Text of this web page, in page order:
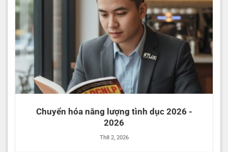
Chuyển hóa năng lượng tình dục 2026 -
2026
Th8 2, 2026